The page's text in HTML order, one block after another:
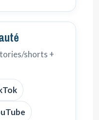
shorts +